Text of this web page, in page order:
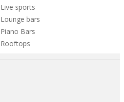
Live sports
Lounge bars
Piano Bars
Rooftops